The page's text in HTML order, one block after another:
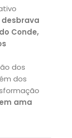
desbrava
Conde,
dos
dos
ama